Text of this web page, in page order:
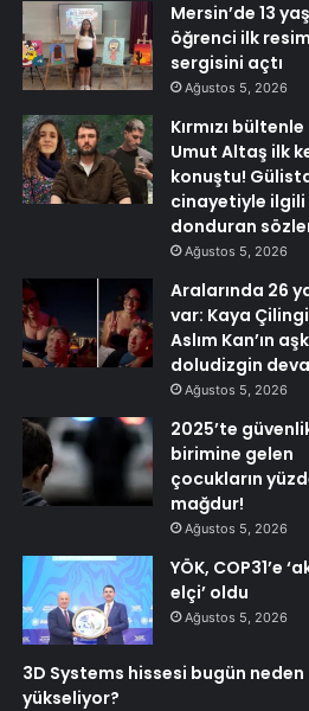
Mersin’de 13
öğrenci ilk resim
sergisini açtı
Ağustos 5, 2026
Kırmızı
Umut Altaş ilk
konuştu!
cinayetiyle ilgili
donduran
Ağustos 5, 2026
Aralarında 26
var: Kaya
Aslım Kan’ın
doludizgin
Ağustos 5, 2026
2025’te
birimine gelen
çocukların
mağdur!
Ağustos 5, 2026
YÖK, COP31’e
elçi’ oldu
Ağustos 5, 2026
3D Systems hissesi bugün neden
yükseliyor?